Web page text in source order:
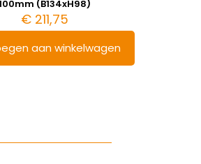
(B134xH98)
€ 211,75
aan winkelwagen